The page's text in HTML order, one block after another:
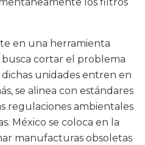
los filtros
en una herramienta
cortar el problema
unidades entren en
se alinea con estándares
regulaciones ambientales
México se coloca en la
manufacturas obsoletas